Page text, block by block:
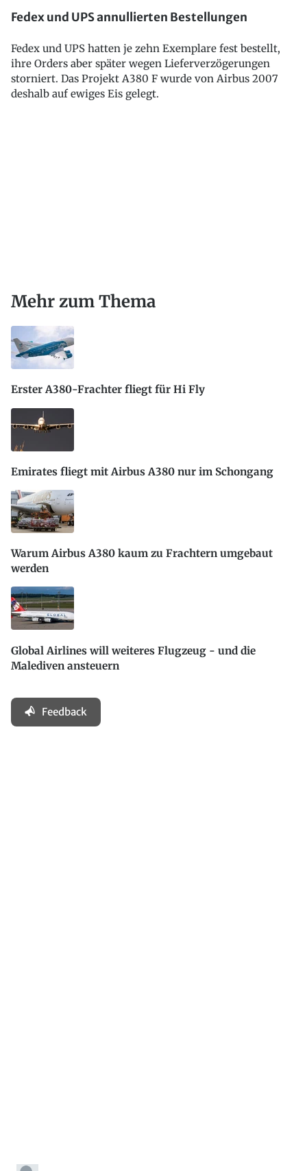
Fedex und UPS annullierten Bestellungen
Fedex und UPS hatten je zehn Exemplare fest bestellt,
ihre Orders aber später wegen Lieferverzögerungen
storniert. Das Projekt A380 F wurde von Airbus 2007
deshalb auf ewiges Eis gelegt.
Mehr zum Thema
Erster A380-Frachter fliegt für Hi Fly
Emirates fliegt mit Airbus A380 nur im Schongang
Warum Airbus A380 kaum zu Frachtern umgebaut
werden
Global Airlines will weiteres Flugzeug - und die
Malediven ansteuern
Feedback